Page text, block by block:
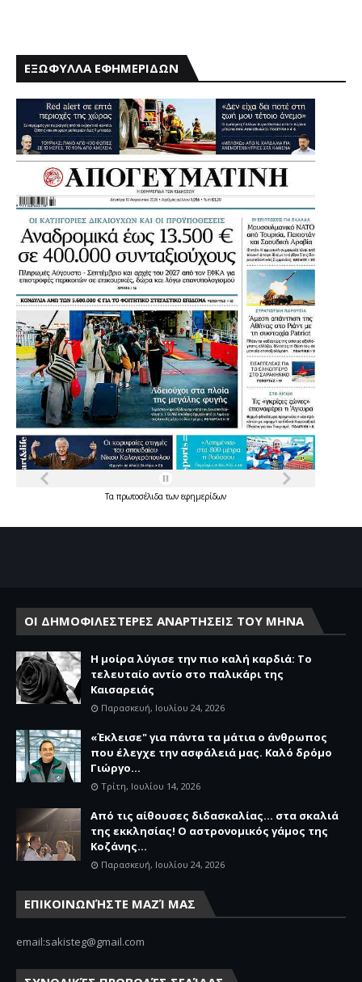
ΕΞΩΦΥΛΛΑ ΕΦΗΜΕΡΙΔΩΝ
Τα πρωτοσέλιδατων εφημερίδων
ΟΙ ΔΗΜΟΦΙΛΕΣΤΕΡΕΣ ΑΝΑΡΤΗΣΕΙΣ ΤΟΥ ΜΗΝΑ
Η μοίρα λύγισε την πιο καλή καρδιά: Το
τελευταίο αντίο στο παλικάρι της
Καισαρειάς
Παρασκευή, Ιουλίου 24, 2026
«Έκλεισε" για πάντα τα μάτια ο άνθρωπος
που έλεγχε την ασφάλειά μας. Καλό δρόμο
Γιώργο...
Τρίτη, Ιουλίου 14, 2026
Από τις αίθουσες διδασκαλίας… στα σκαλιά
της εκκλησίας! Ο αστρονομικός γάμος της
Κοζάνης...
Παρασκευή, Ιουλίου 24, 2026
ΕΠΙΚΟΙΝΩΝΉΣΤΕ ΜΑΖΊ ΜΑΣ
email:sakisteg@gmail.com